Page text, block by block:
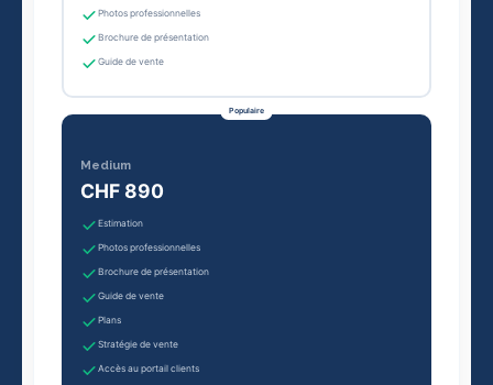
Photos professionnelles
Brochure de présentation
Guide de vente
Populaire
Medium
CHF 890
Estimation
Photos professionnelles
Brochure de présentation
Guide de vente
Plans
Stratégie de vente
Accès au portail clients